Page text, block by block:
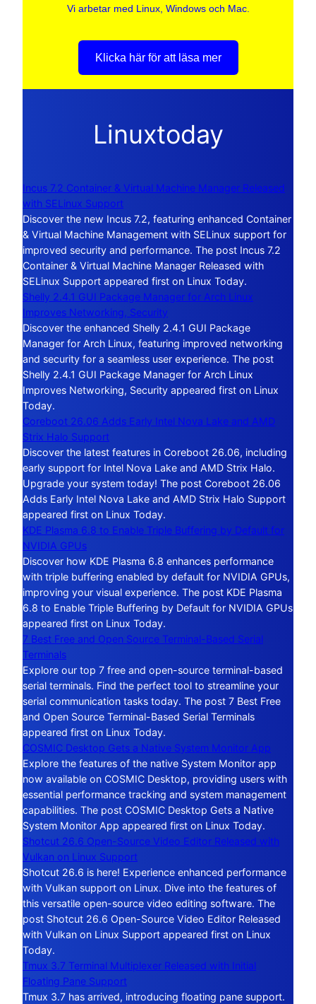
Vi arbetar med Linux, Windows och Mac.
Klicka här för att läsa mer
Linuxtoday
Incus 7.2 Container & Virtual Machine Manager Released
with SELinux Support
Discover the new Incus 7.2, featuring enhanced Container
& Virtual Machine Management with SELinux support for
improved security and performance. The post Incus 7.2
Container & Virtual Machine Manager Released with
SELinux Support appeared first on Linux Today.
Shelly 2.4.1 GUI Package Manager for Arch Linux
Improves Networking, Security
Discover the enhanced Shelly 2.4.1 GUI Package
Manager for Arch Linux, featuring improved networking
and security for a seamless user experience. The post
Shelly 2.4.1 GUI Package Manager for Arch Linux
Improves Networking, Security appeared first on Linux
Today.
Coreboot 26.06 Adds Early Intel Nova Lake and AMD
Strix Halo Support
Discover the latest features in Coreboot 26.06, including
early support for Intel Nova Lake and AMD Strix Halo.
Upgrade your system today! The post Coreboot 26.06
Adds Early Intel Nova Lake and AMD Strix Halo Support
appeared first on Linux Today.
KDE Plasma 6.8 to Enable Triple Buffering by Default for
NVIDIA GPUs
Discover how KDE Plasma 6.8 enhances performance
with triple buffering enabled by default for NVIDIA GPUs,
improving your visual experience. The post KDE Plasma
6.8 to Enable Triple Buffering by Default for NVIDIA GPUs
appeared first on Linux Today.
7 Best Free and Open Source Terminal-Based Serial
Terminals
Explore our top 7 free and open-source terminal-based
serial terminals. Find the perfect tool to streamline your
serial communication tasks today. The post 7 Best Free
and Open Source Terminal-Based Serial Terminals
appeared first on Linux Today.
COSMIC Desktop Gets a Native System Monitor App
Explore the features of the native System Monitor app
now available on COSMIC Desktop, providing users with
essential performance tracking and system management
capabilities. The post COSMIC Desktop Gets a Native
System Monitor App appeared first on Linux Today.
Shotcut 26.6 Open-Source Video Editor Released with
Vulkan on Linux Support
Shotcut 26.6 is here! Experience enhanced performance
with Vulkan support on Linux. Dive into the features of
this versatile open-source video editing software. The
post Shotcut 26.6 Open-Source Video Editor Released
with Vulkan on Linux Support appeared first on Linux
Today.
Tmux 3.7 Terminal Multiplexer Released with Initial
Floating Pane Support
Tmux 3.7 has arrived, introducing floating pane support.